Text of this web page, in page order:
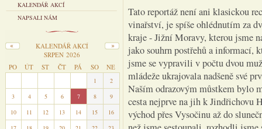
KALENDÁŘ AKCÍ
NAPSALI NÁM
KALENDÁŘ AKCÍ
SRPEN 2026
PO
ÚT ST ČT PÁ SO NE
1
2
3
4 5 6 7 8
9
10
11 12 13 14 15
16
Tato reportáž není ani klasickou
vinařství, je spíše ohlédnutím za
kraje - Jižní Moravy, kterou jsme
jako souhrn postřehů a informací,
jsme se vypravili v počtu dvou
mládeže ukrajovala nadšeně své
Naším odrazovým můstkem bylo
cesta nejprve na jih k Jindřichovu
východ přes Vysočinu až do